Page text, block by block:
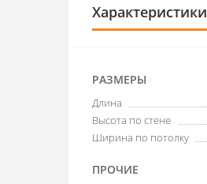
Характеристики
РАЗМЕРЫ
Длина
Высота по стене
Ширина по потолку
ПРОЧИЕ